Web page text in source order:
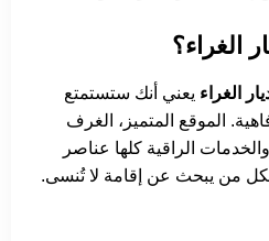
الغراء؟
الغراء يعني أنك ستستمتع
الموقع المتميز، الغرف
الراقية كلها عناصر
من يبحث عن إقامة لا تُنسى.